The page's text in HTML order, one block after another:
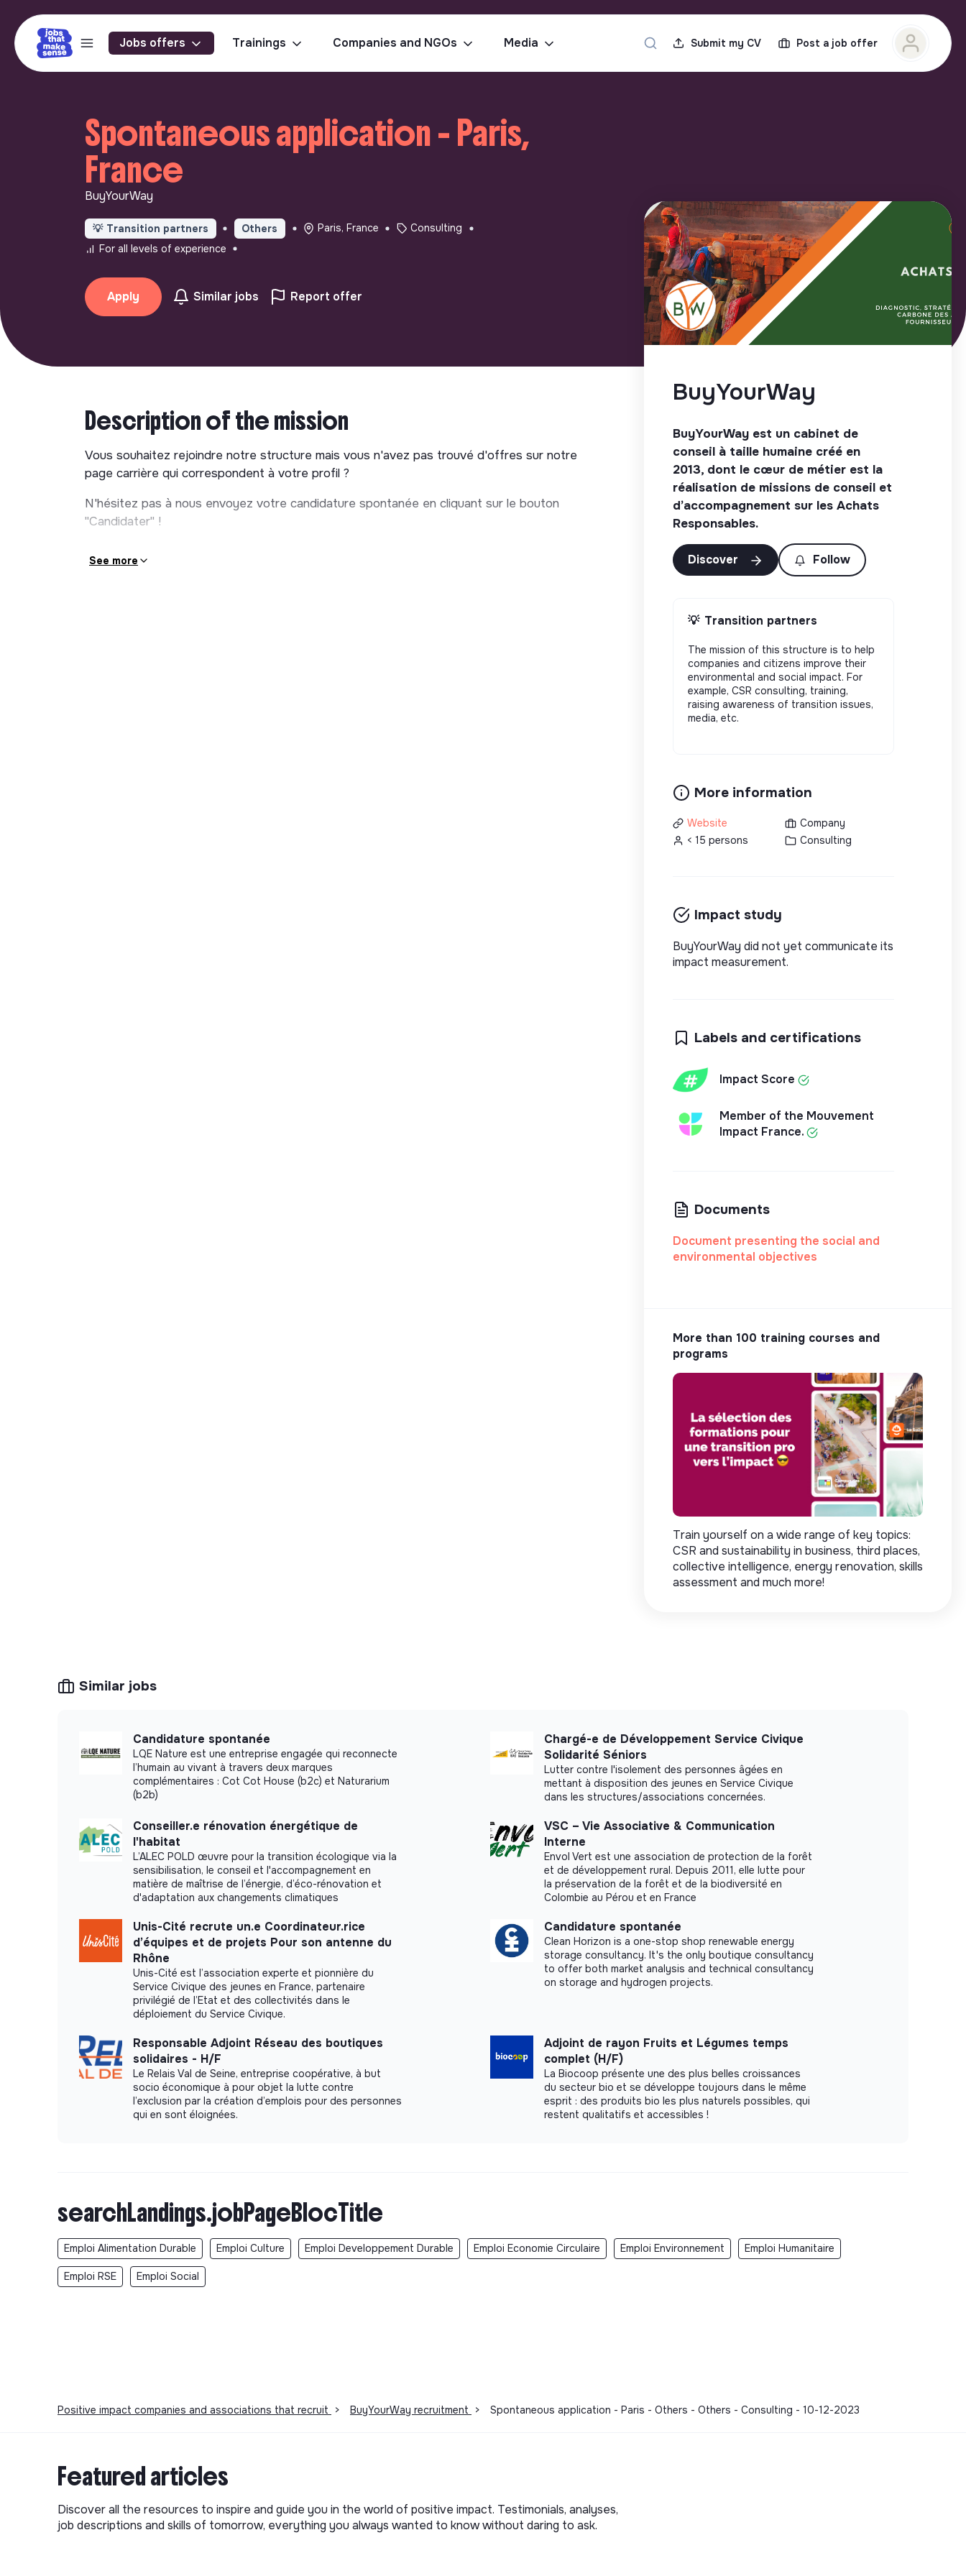
Jobs offers Trainings Companies and NGOs Media Submit my CV Post a job offer
Spontaneous application - Paris,
France
BuyYourWay
💡 Transition partners Others Paris, France
Consulting
For all levels of experience
Apply Similar jobs Report offer
Description of the mission
Vous souhaitez rejoindre notre structure mais vous n'avez pas trouvé d'offres sur notre
page carrière qui correspondent à votre profil ?
N'hésitez pas à nous envoyez votre candidature spontanée en cliquant sur le bouton
"Candidater" !
See more
BuyYourWay
BuyYourWay est un cabinet de
conseil à taille humaine créé en
2013, dont le cœur de métier est la
réalisation de missions de conseil et
d’accompagnement sur les Achats
Responsables.
Discover Follow
💡 Transition partners
The mission of this structure is to help
companies and citizens improve their
environmental and social impact. For
example, CSR consulting, training,
raising awareness of transition issues,
media, etc.
More information
Website
Company
< 15 persons
Consulting
Impact study
BuyYourWay did not yet communicate its
impact measurement.
Labels and certifications
Impact Score
Member of the Mouvement
Impact France.
Documents
Document presenting the social and
environmental objectives
More than 100 training courses and
programs
Train yourself on a wide range of key topics:
CSR and sustainability in business, third places,
collective intelligence, energy renovation, skills
assessment and much more!
Similar jobs
Candidature spontanée
LQE Nature est une entreprise engagée qui reconnecte
l’humain au vivant à travers deux marques
complémentaires : Cot Cot House (b2c) et Naturarium
(b2b)
Chargé-e de Développement Service Civique
Solidarité Séniors
Lutter contre l'isolement des personnes âgées en
mettant à disposition des jeunes en Service Civique
dans les structures/associations concernées.
Conseiller.e rénovation énergétique de
l'habitat
L’ALEC POLD œuvre pour la transition écologique via la
sensibilisation, le conseil et l'accompagnement en
matière de maîtrise de l’énergie, d’éco-rénovation et
d'adaptation aux changements climatiques
VSC – Vie Associative & Communication
Interne
Envol Vert est une association de protection de la forêt
et de développement rural. Depuis 2011, elle lutte pour
la préservation de la forêt et de la biodiversité en
Colombie au Pérou et en France
Unis-Cité recrute un.e Coordinateur.rice
d’équipes et de projets Pour son antenne du
Rhône
Unis-Cité est l’association experte et pionnière du
Service Civique des jeunes en France, partenaire
privilégié de l’Etat et des collectivités dans le
déploiement du Service Civique.
Candidature spontanée
Clean Horizon is a one-stop shop renewable energy
storage consultancy. It's the only boutique consultancy
to offer both market analysis and technical consultancy
on storage and hydrogen projects.
Responsable Adjoint Réseau des boutiques
solidaires - H/F
Le Relais Val de Seine, entreprise coopérative, à but
socio économique à pour objet la lutte contre
l’exclusion par la création d’emplois pour des personnes
qui en sont éloignées.
Adjoint de rayon Fruits et Légumes temps
complet (H/F)
La Biocoop présente une des plus belles croissances
du secteur bio et se développe toujours dans le même
esprit : des produits bio les plus naturels possibles, qui
restent qualitatifs et accessibles !
searchLandings.jobPageBlocTitle
Emploi Alimentation Durable Emploi Culture Emploi Developpement Durable Emploi Economie Circulaire Emploi Environnement Emploi Humanitaire
Emploi RSE Emploi Social
Positive impact companies and associations that recruit > BuyYourWay recruitment > Spontaneous application - Paris - Others - Others - Consulting - 10-12-2023
Featured articles
Discover all the resources to inspire and guide you in the world of positive impact. Testimonials, analyses,
job descriptions and skills of tomorrow, everything you always wanted to know without daring to ask.